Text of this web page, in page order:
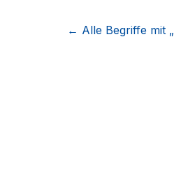
← Alle Begriffe mit „